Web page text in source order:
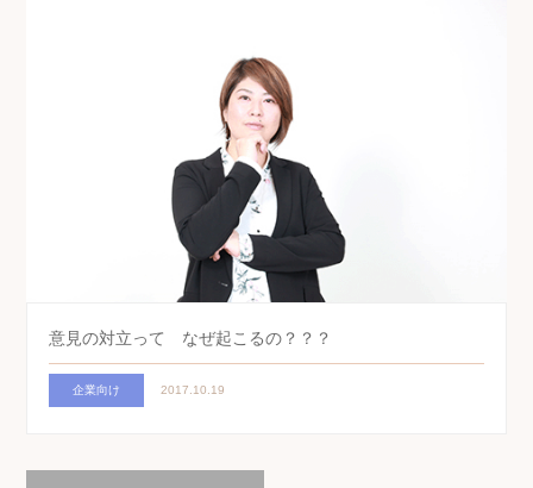
意見の対立って なぜ起こるの？？？
企業向け 2017.10.19